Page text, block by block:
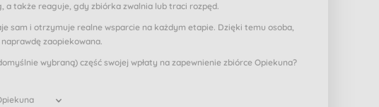
a także reaguje, gdy zbiórka zwalnia lub traci rozpęd.
sam i otrzymuje realne wsparcie na każdym etapie. Dzięki temu osoba,
zaopiekowana.
wybraną) część swojej wpłaty na zapewnienie zbiórce Opiekuna?